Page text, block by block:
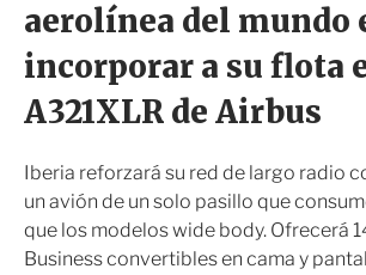
r
aerolínea del mundo
incorporar a su flota
A321XLR de Airbus
Iberia reforzará su red de largo radio
un avión de un solo pasillo que
que los modelos wide body. Ofrecerá
Business convertibles en cama y